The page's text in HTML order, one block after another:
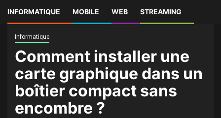
INFORMATIQUE MOBILE WEB STREAMING
graphique dans un boîtier compact sans encombre ?
Informatique
Comment installer une
carte graphique dans un
boîtier compact sans
encombre ?